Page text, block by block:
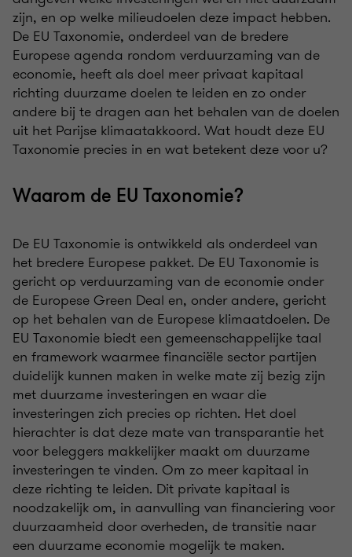
zijn, en op welke milieudoelen deze impact hebben.
De EU Taxonomie, onderdeel van de bredere
Europese agenda rondom verduurzaming van de
economie, heeft als doel meer privaat kapitaal
richting duurzame doelen te leiden en zo onder
andere bij te dragen aan het behalen van de doelen
uit het Parijse klimaatakkoord. Wat houdt deze EU
Taxonomie precies in en wat betekent deze voor u?
Waarom de EU Taxonomie?
De EU Taxonomie is ontwikkeld als onderdeel van
het bredere Europese pakket. De EU Taxonomie is
gericht op verduurzaming van de economie onder
de Europese Green Deal en, onder andere, gericht
op het behalen van de Europese klimaatdoelen. De
EU Taxonomie biedt een gemeenschappelijke taal
en framework waarmee financiële sector partijen
duidelijk kunnen maken in welke mate zij bezig zijn
met duurzame investeringen en waar die
investeringen zich precies op richten. Het doel
hierachter is dat deze mate van transparantie het
voor beleggers makkelijker maakt om duurzame
investeringen te vinden. Om zo meer kapitaal in
deze richting te leiden. Dit private kapitaal is
noodzakelijk om, in aanvulling van financiering voor
duurzaamheid door overheden, de transitie naar
een duurzame economie mogelijk te maken.